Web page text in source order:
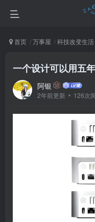
首页 万事屋 科技改变生活
一个设计可以用五
阿银
2年前更新 126次